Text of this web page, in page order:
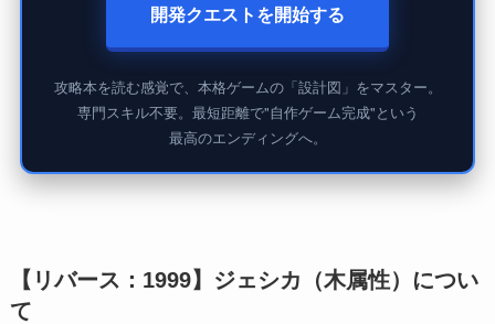
開発クエストを開始する
攻略本を読む感覚で、本格ゲームの「設計図」をマスター。
専門スキル不要。最短距離で"自作ゲーム完成"という
最高のエンディングへ。
【リバース：1999】ジェシカ（木属性）につい
て